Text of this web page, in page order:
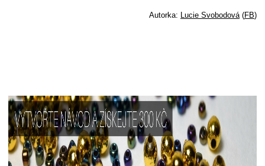
Autorka: Lucie Svobodová(FB)